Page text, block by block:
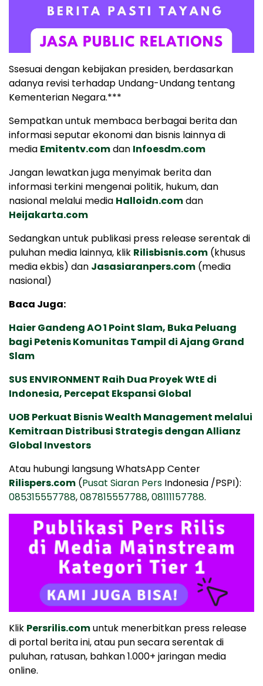
Ssesuai dengan kebijakan presiden, berdasarkan
adanya revisi terhadap Undang-Undang tentang
Kementerian Negara.***
Sempatkan untuk membaca berbagai berita dan
informasi seputar ekonomi dan bisnis lainnya di
media Emitentv.comdan Infoesdm.com
Jangan lewatkan juga menyimak berita dan
informasi terkini mengenai politik, hukum, dan
nasional melalui media Halloidn.comdan
Heijakarta.com
Sedangkan untuk publikasi press release serentak di
puluhan media lainnya, klik Rilisbisnis.com (khusus
media ekbis) dan Jasasiaranpers.com (media
nasional)
Baca Juga:
Haier Gandeng AO 1 Point Slam, Buka Peluang
bagi Petenis Komunitas Tampil di Ajang Grand
Slam
SUS ENVIRONMENT Raih Dua Proyek WtE di
Indonesia, Percepat Ekspansi Global
UOB Perkuat Bisnis Wealth Management melalui
Kemitraan Distribusi Strategis dengan Allianz
Global Investors
Atau hubungi langsung WhatsApp Center
Rilispers.com (Pusat Siaran Pers Indonesia /PSPI):
085315557788,087815557788,08111157788.
Klik Persrilis.comuntuk menerbitkan press release
di portal berita ini, atau pun secara serentak di
puluhan, ratusan, bahkan 1.000+ jaringan media
online.